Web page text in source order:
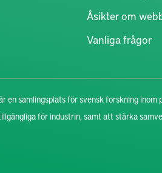
Åsikter om
Vanliga frågor
en samlingsplats för svensk forskning
för industrin, samt att stärka